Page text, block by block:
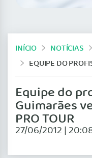
INÍCIO NOTÍCIAS
EQUIPE DO PROFISSIONAL FERNANDO GUIMARÃES
Equipe do
Guimarães
PRO TOUR
27/06/2012 |